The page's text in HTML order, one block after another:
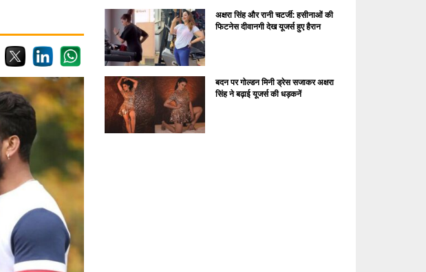
अक्षरा सिंह और रानी चटर्जी: हसीनाओं की
फिटनेस दीवानगी देख यूजर्स हुए हैरान
बदन पर गोल्डन मिनी ड्रेस सजाकर अक्षरा
सिंह ने बढ़ाई यूजर्स की धड़कनें